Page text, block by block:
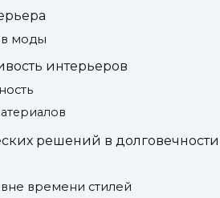
моды
интерьеров
решений в долговечности
времени стилей